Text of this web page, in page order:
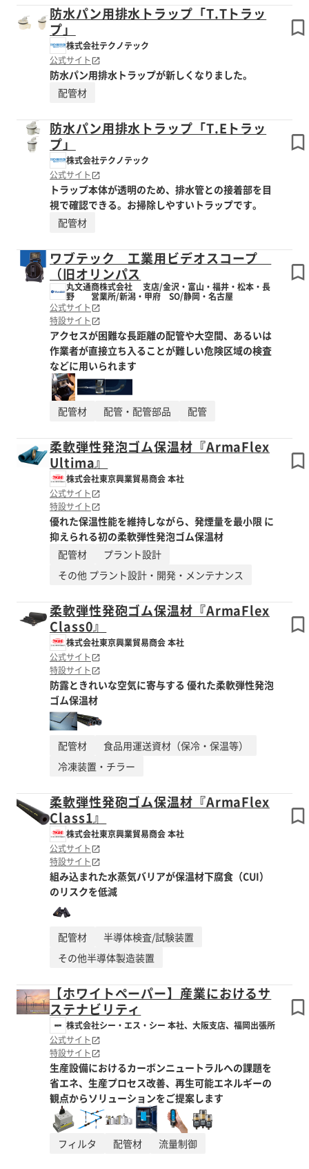
防水パン用排水トラップ「T.Tトラッ
プ」
株式会社テクノテック
公式サイト
防水パン用排水トラップが新しくなりました。
配管材
防水パン用排水トラップ「T.Eトラッ
プ」
株式会社テクノテック
公式サイト
トラップ本体が透明のため、排水管との接着部を目
視で確認できる。お掃除しやすいトラップです。
配管材
ワブテック 工業用ビデオスコープ
（旧オリンパス
丸文通商株式会社 支店/金沢・富山・福井・松本・長
野 営業所/新潟・甲府 SO/静岡・名古屋
公式サイト
特設サイト
アクセスが困難な長距離の配管や大空間、あるいは
作業者が直接立ち入ることが難しい危険区域の検査
などに用いられます
配管材 配管・配管部品 配管
柔軟弾性発泡ゴム保温材『ArmaFlex
Ultima』
株式会社東京興業貿易商会 本社
公式サイト
特設サイト
優れた保温性能を維持しながら、発煙量を最小限 に
抑えられる初の柔軟弾性発泡ゴム保温材
配管材
プラント設計
その他 プラント設計・開発・メンテナンス
柔軟弾性発砲ゴム保温材『ArmaFlex
Class0』
株式会社東京興業貿易商会 本社
公式サイト
特設サイト
防露ときれいな空気に寄与する 優れた柔軟弾性発泡
ゴム保温材
配管材
食品用運送資材（保冷・保温等）
冷凍装置・チラー
柔軟弾性発砲ゴム保温材『ArmaFlex
Class1』
株式会社東京興業貿易商会 本社
公式サイト
特設サイト
組み込まれた水蒸気バリアが保温材下腐食（CUI）
のリスクを低減
配管材
半導体検査/試験装置
その他半導体製造装置
【ホワイトペーパー】産業におけるサ
ステナビリティ
株式会社シー・エス・シー 本社、大阪支店、福岡出張所
公式サイト
特設サイト
生産設備におけるカーボンニュートラルへの課題を
省エネ、生産プロセス改善、再生可能エネルギーの
観点からソリューションをご提案します
フィルタ 配管材 流量制御